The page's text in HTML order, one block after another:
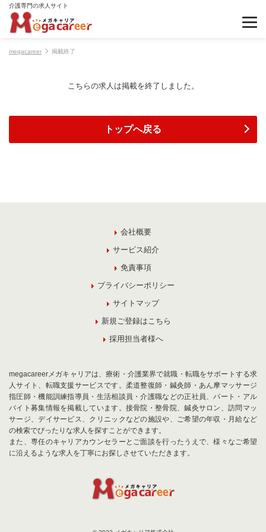
介護専門の求人サイト
megacareer 掲載終了
こちらの求人は掲載を終了しました。
トップへ戻る
会社概要
サービス紹介
免責事項
プライバシーポリシー
サイトマップ
新規ご登録はこちら
採用担当者様へ
megacareerメガキャリアは、療術・介護業界で就職・転職をサポートする求
人サイト、転職支援サービスです。柔道整復師・鍼灸師・あん摩マッサージ
指圧師・機能訓練指導員・生活相談員・介護職などの正社員、パート・アル
バイト募集情報を掲載しています。接骨院・整骨院、鍼灸サロン、訪問マッ
サージ、デイサービス、クリニックなどの施設や、ご希望の年収・月給など
の検索でぴったりな求人を探すことができます。
また、専任のキャリアカウンセラーとご面談を行ったうえで、様々なご希望
に沿えるような求人を丁寧にお探しさせていただきます。